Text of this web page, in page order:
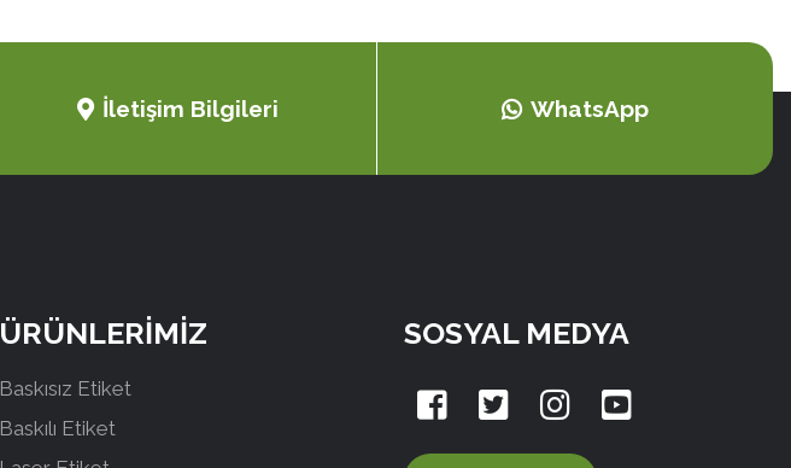
İletişim Bilgileri WhatsApp
ÜRÜNLERİMİZ
Baskısız Etiket
Baskılı Etiket
SOSYAL MEDYA